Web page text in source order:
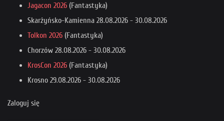
Jagacon 2026 (Fantastyka)
Skarżyńsko-Kamienna 28.08.2026 - 30.08.2026
Tolkon 2026 (Fantastyka)
Chorzów 28.08.2026 - 30.08.2026
KrosCon 2026 (Fantastyka)
Krosno 29.08.2026 - 30.08.2026
Zaloguj się